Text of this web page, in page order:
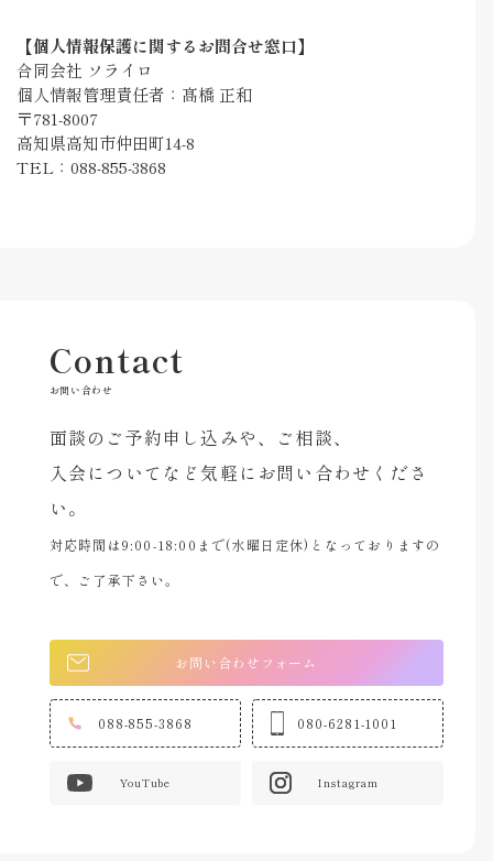
【個人情報保護に関するお問合せ窓口】
合同会社 ソライロ
個人情報管理責任者：髙橋 正和
〒781-8007
高知県高知市仲田町14-8
TEL：088-855-3868
Contact
お問い合わせ
面談のご予約申し込みや、ご相談、
入会についてなど気軽にお問い合わせくださ
い。
対応時間は9:00-18:00まで(水曜日定休)となっておりますの
で、ご了承下さい。
お問い合わせフォーム
088-855-3868 080-6281-1001
YouTube Instagram